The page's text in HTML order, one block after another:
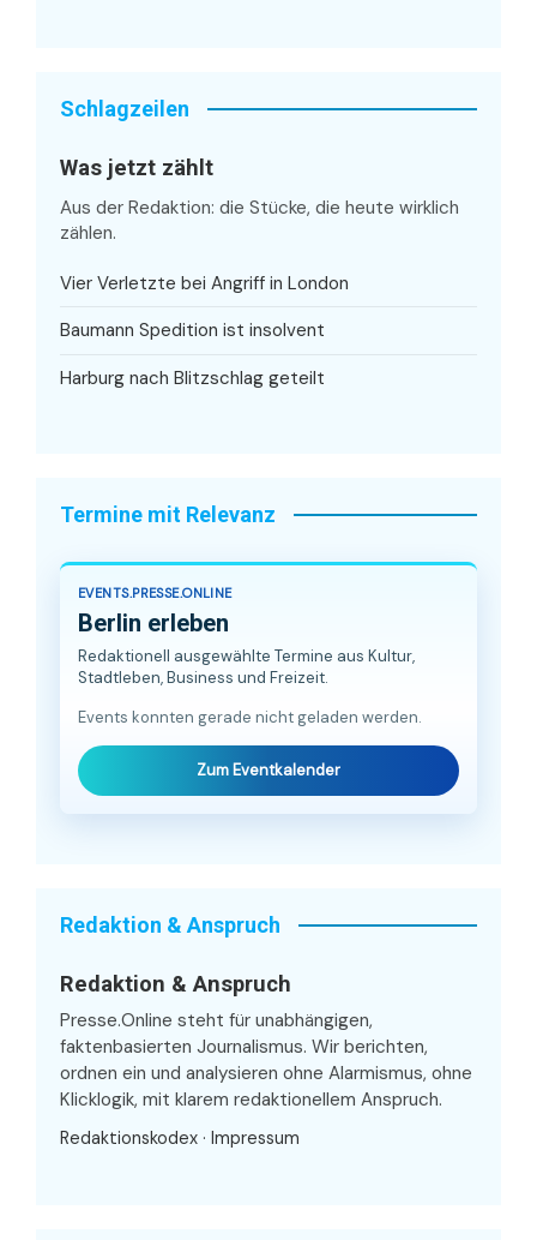
Schlagzeilen
Was jetzt zählt
Aus der Redaktion: die Stücke, die heute wirklich
zählen.
Vier Verletzte bei Angriff in London
Baumann Spedition ist insolvent
Harburg nach Blitzschlag geteilt
Termine mit Relevanz
EVENTS.PRESSE.ONLINE
Berlin erleben
Redaktionell ausgewählte Termine aus Kultur,
Stadtleben, Business und Freizeit.
Events konnten gerade nicht geladen werden.
Zum Eventkalender
Redaktion & Anspruch
Redaktion & Anspruch
Presse.Online steht für unabhängigen,
faktenbasierten Journalismus. Wir berichten,
ordnen ein und analysieren ohne Alarmismus, ohne
Klicklogik, mit klarem redaktionellem Anspruch.
Redaktionskodex · Impressum